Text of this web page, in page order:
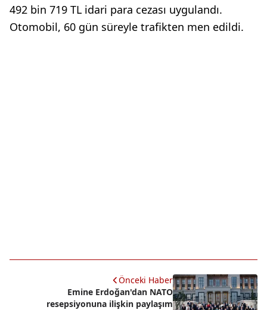
492 bin 719 TL idari para cezası uygulandı.
Otomobil, 60 gün süreyle trafikten men edildi.
Önceki Haber
Emine Erdoğan'dan NATO
resepsiyonuna ilişkin paylaşım